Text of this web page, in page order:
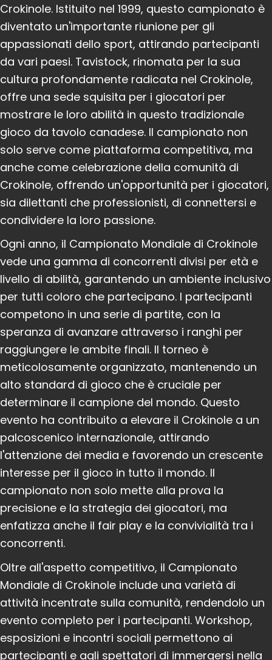
Crokinole. Istituito nel 1999, questo campionato è
diventato un'importante riunione per gli
appassionati dello sport, attirando partecipanti
da vari paesi. Tavistock, rinomata per la sua
cultura profondamente radicata nel Crokinole,
offre una sede squisita per i giocatori per
mostrare le loro abilità in questo tradizionale
gioco da tavolo canadese. Il campionato non
solo serve come piattaforma competitiva, ma
anche come celebrazione della comunità di
Crokinole, offrendo un'opportunità per i giocatori,
sia dilettanti che professionisti, di connettersi e
condividere la loro passione.
Ogni anno, il Campionato Mondiale di Crokinole
vede una gamma di concorrenti divisi per età e
livello di abilità, garantendo un ambiente inclusivo
per tutti coloro che partecipano. I partecipanti
competono in una serie di partite, con la
speranza di avanzare attraverso i ranghi per
raggiungere le ambite finali. Il torneo è
meticolosamente organizzato, mantenendo un
alto standard di gioco che è cruciale per
determinare il campione del mondo. Questo
evento ha contribuito a elevare il Crokinole a un
palcoscenico internazionale, attirando
l'attenzione dei media e favorendo un crescente
interesse per il gioco in tutto il mondo. Il
campionato non solo mette alla prova la
precisione e la strategia dei giocatori, ma
enfatizza anche il fair play e la convivialità tra i
concorrenti.
Oltre all'aspetto competitivo, il Campionato
Mondiale di Crokinole include una varietà di
attività incentrate sulla comunità, rendendolo un
evento completo per i partecipanti. Workshop,
esposizioni e incontri sociali permettono ai
partecipanti e agli spettatori di immergersi nella